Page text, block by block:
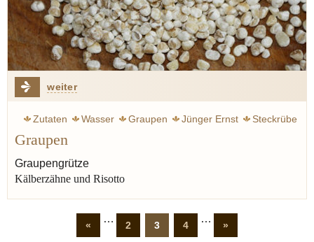
weiter
Zutaten Wasser Graupen Jünger Ernst
Steckrübe
Graupen
Graupengrütze
Kälberzähne und Risotto
«
…
2 3 4
…
»